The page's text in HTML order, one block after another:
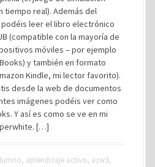
tiempo real). Además del
podéis leer el libro electrónico
(compatible con la mayoría de
móviles – por ejemplo
y también en formato
Kindle, mi lector favorito).
desde la web de documentos
imágenes podéis ver como
Y así es como se ve en mi
[…]
, aprendizaje activo, azw3,